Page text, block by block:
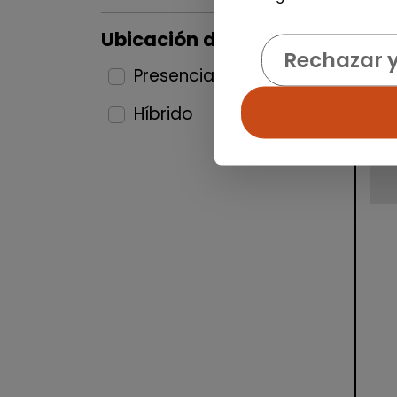
Ubicación del puesto
Presencial
Híbrido
Rechazar